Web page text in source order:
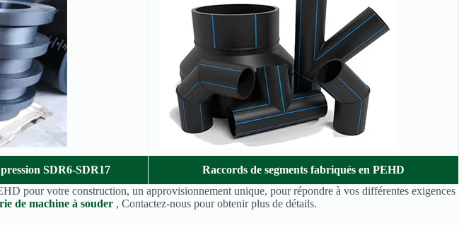
SDR6-SDR17
Raccords de segments fabriqués en PEHD
pour votre construction, un approvisionnement unique, pour répondre à vos différentes exigences
de machine à souder , Contactez-nous pour obtenir plus de détails.